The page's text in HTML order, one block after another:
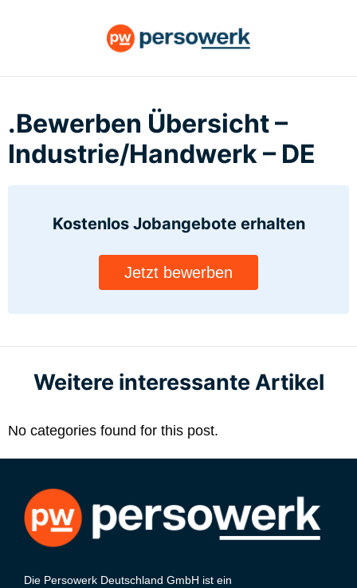
.Bewerben Übersicht –
Industrie/Handwerk – DE
Kostenlos Jobangebote erhalten
Jetzt bewerben
Weitere interessante Artikel
No categories found for this post.
Die Persowerk Deutschland GmbH ist ein